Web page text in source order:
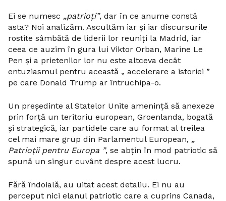
Ei se numesc „patrioți”, dar în ce anume constă
asta? Noi analizăm. Ascultăm iar și iar discursurile
rostite sâmbătă de liderii lor reuniți la Madrid, iar
ceea ce auzim în gura lui Viktor Orban, Marine Le
Pen și a prietenilor lor nu este altceva decât
entuziasmul pentru această „ accelerare a istoriei ”
pe care Donald Trump ar întruchipa-o.
Un președinte al Statelor Unite amenință să anexeze
prin forță un teritoriu european, Groenlanda, bogată
și strategică, iar partidele care au format al treilea
cel mai mare grup din Parlamentul European, „
Patrioții pentru Europa ”, se abțin în mod patriotic să
spună un singur cuvânt despre acest lucru.
Fără îndoială, au uitat acest detaliu. Ei nu au
perceput nici elanul patriotic care a cuprins Canada,